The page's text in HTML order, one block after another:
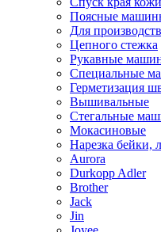
Поясные
Для
Цепного стежка
Рукавные
Специальные
Герметизация
Вышивальные
Стегальные
Мокасиновые
Нарезка бейки,
Aurora
Durkopp Adler
Brother
Jack
Jin